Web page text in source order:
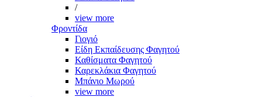
/
view more
Φροντίδα
Γιογιό
Είδη Εκπαίδευσης Φαγητού
Καθίσματα Φαγητού
Καρεκλάκια Φαγητού
Μπάνιο Μωρού
view more